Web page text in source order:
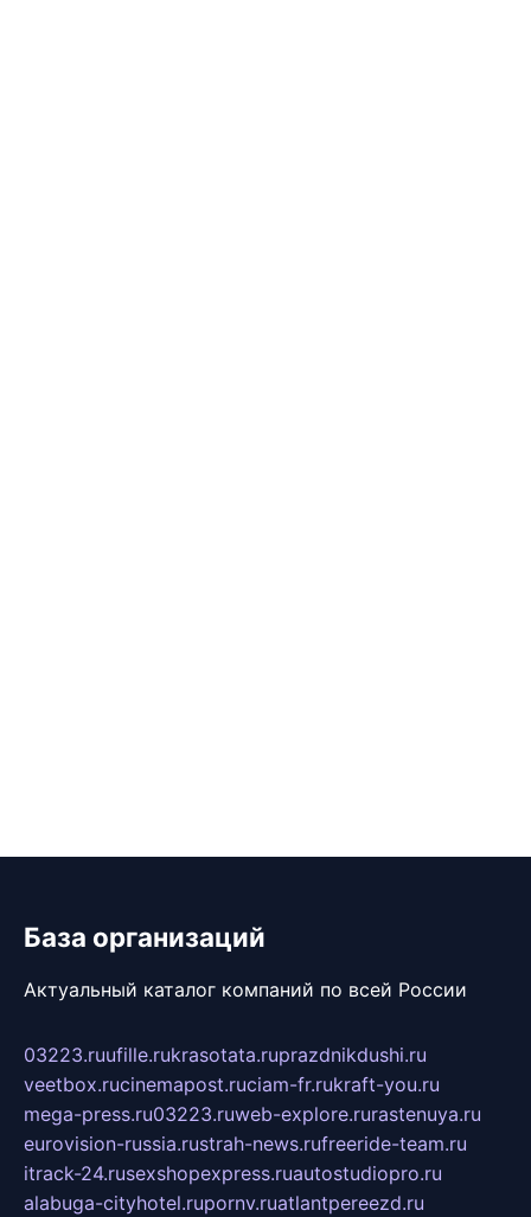
База организаций
Актуальный каталог компаний по всей России
03223.ruufille.rukrasotata.ruprazdnikdushi.ru
veetbox.rucinemapost.ruciam-fr.rukraft-you.ru
mega-press.ru03223.ruweb-explore.rurastenuya.ru
eurovision-russia.rustrah-news.rufreeride-team.ru
itrack-24.rusexshopexpress.ruautostudiopro.ru
alabuga-cityhotel.rupornv.ruatlantpereezd.ru